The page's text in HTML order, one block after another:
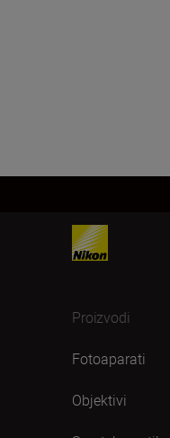
Proizvodi
Fotoaparati
Objektivi